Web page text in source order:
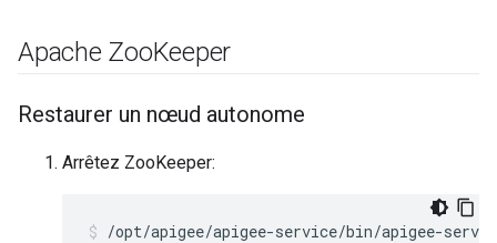
Apache ZooKeeper
Restaurer un nœud autonome
Arrêtez ZooKeeper:
/opt/apigee/apigee-service/bin/apigee-